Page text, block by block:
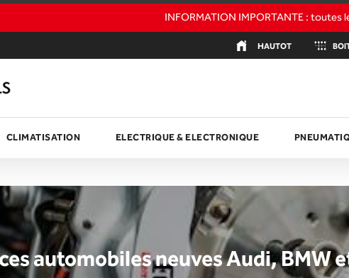
HAUTOT
CLIMATISATION ELECTRIQUE & ELECTRONIQUE
automobiles neuves Audi, BMW